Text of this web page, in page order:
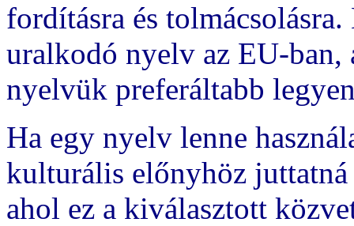
fordításra és
uralkodó nyelv az EU-ban,
nyelvük preferáltabb
Ha egy nyelv lenne
kulturális előnyhöz juttatná
ahol ez a kiválasztott